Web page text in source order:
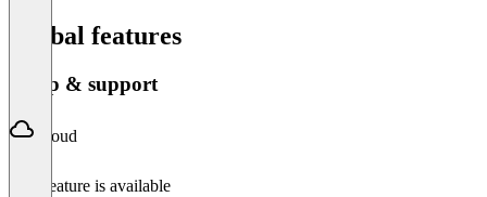
Global features
Setup & support
Cloud
This feature is available